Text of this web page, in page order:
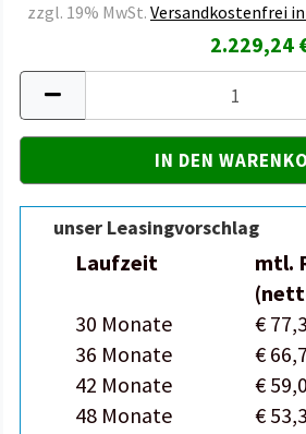
zzgl. 19% MwSt. Versandkostenfrei
2.229,24
unser Leasingvorschlag
Laufzeit
mtl.
30 Monate
€
36 Monate
€
42 Monate
€
48 Monate
€